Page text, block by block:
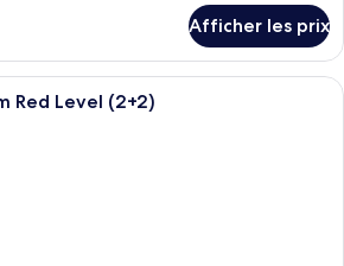
Afficher les prix
Une chambre d’hôtel moderne
Red Level (2+2)